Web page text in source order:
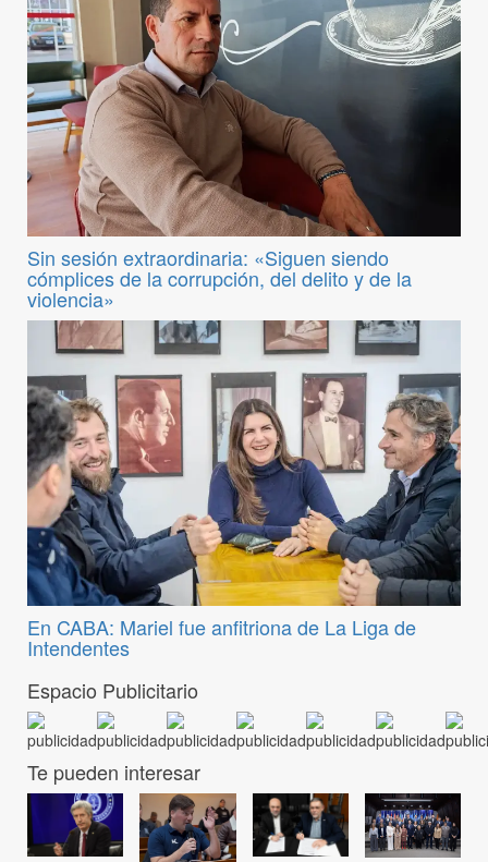
Sin sesión extraordinaria: «Siguen siendo
cómplices de la corrupción, del delito y de la
violencia»
En CABA: Mariel fue anfitriona de La Liga de
Intendentes
Espacio Publicitario
Te pueden interesar